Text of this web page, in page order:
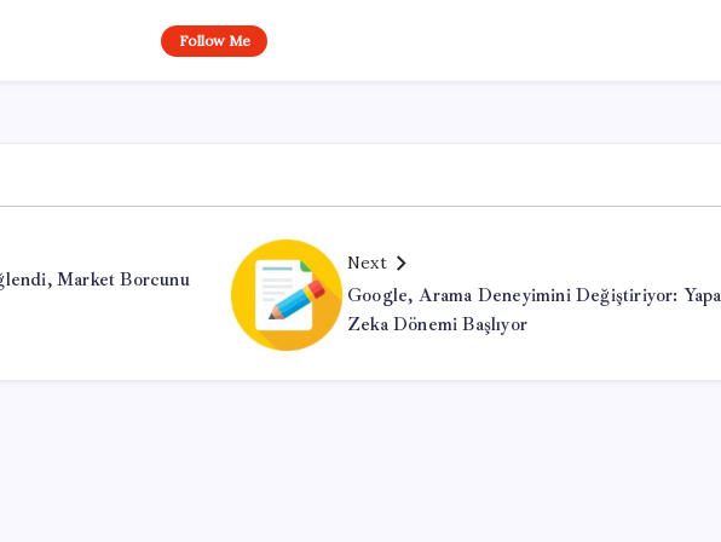
Follow Me
Market Borcunu
Next
Google, Arama Deneyimini Değiştiriyor:
Zeka Dönemi Başlıyor